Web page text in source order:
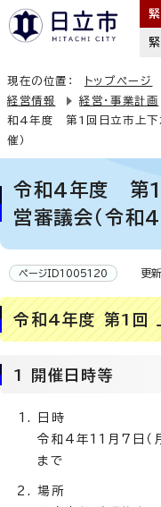
現在の位置： トップページ
経営情報
経営・事業計画
和4年度 第1回日立市上下
催）
令和4年度 第1
営審議会（令和
ページID1005120 更新
令和4年度 第1回
1 開催日時等
日時
令和4年11月7日（
まで
場所